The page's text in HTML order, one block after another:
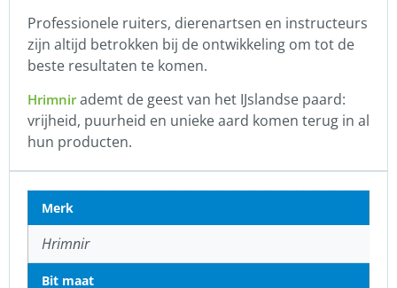
Professionele ruiters, dierenartsen en instructeurs
zijn altijd betrokken bij de ontwikkeling om tot de
beste resultaten te komen.
Hrimnirademt de geest van het IJslandse paard:
vrijheid, puurheid en unieke aard komen terug in al
hun producten.
Merk
Hrimnir
Bit maat